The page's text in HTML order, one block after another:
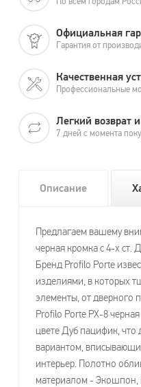
Официальная
Гарантия от
Качественная
Профессиональные
Легкий возврат
7 дней с момента
Описание
Предлагаем вашему
черная кромка с 4-х ст.
Бренд Profilo Porte
изделиями, в которых
элементы, от дверного
Profilo Porte PX-8
цвете Дуб пацифик, что
вариантом,
интерьер. Полотно
материалом - Экошпон,